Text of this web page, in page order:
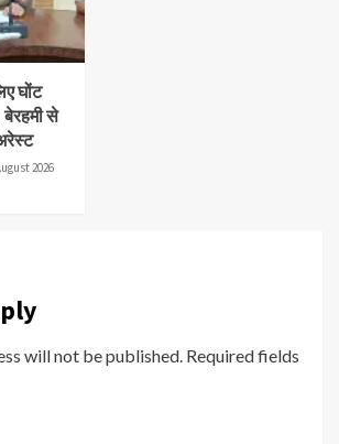
घोंट
बेरहमी से
2026
will not be published. Required fields